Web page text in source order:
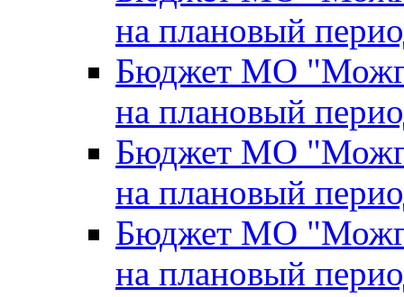
на плановый
Бюджет МО
на плановый
Бюджет МО
на плановый
Бюджет МО
на плановый